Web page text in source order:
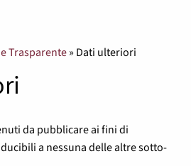
Trasparente» Dati ulteriori
da pubblicare ai fini di
a nessuna delle altre sotto-